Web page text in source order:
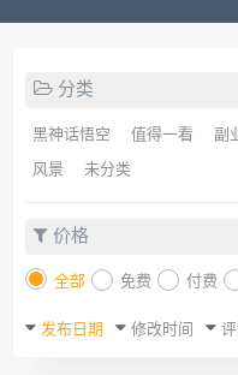
分类
黑神话悟空 值得一看 副
风景 未分类
价格
全部 免费 付费
发布日期 修改时间